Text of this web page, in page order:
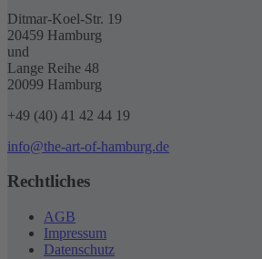
Ditmar-Koel-Str. 19
20459 Hamburg
und
Lange Reihe 48
20099 Hamburg
+49 (40) 41 42 44 19
info@the-art-of-hamburg.de
Rechtliches
AGB
Impressum
Datenschutz